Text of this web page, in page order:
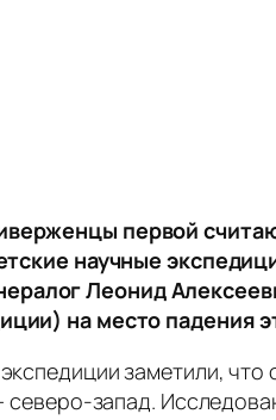
первой
научные
Леонид
на место падения
заметили, что
запад.